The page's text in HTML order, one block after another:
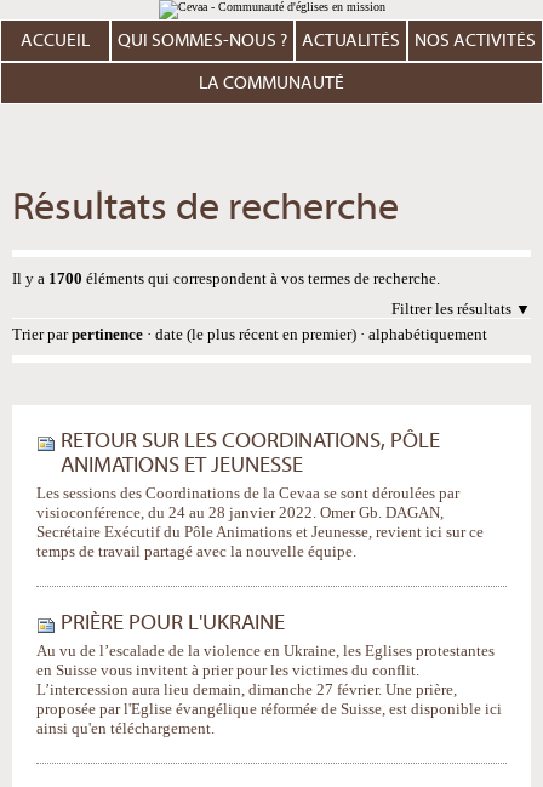
au
contenu.
Aller
personnels
ACCUEIL QUI SOMMES-NOUS ? ACTUALITÉS NOS ACTIVITÉS
LA COMMUNAUTÉ
Résultats de recherche
Il y a 1700 éléments qui correspondent à vos termes de recherche.
Filtrer les résultats
Trier par pertinence · date (le plus récent en premier) · alphabétiquement
RETOUR SUR LES COORDINATIONS, PÔLE
ANIMATIONS ET JEUNESSE
Les sessions des Coordinations de la Cevaa se sont déroulées par
visioconférence, du 24 au 28 janvier 2022. Omer Gb. DAGAN,
Secrétaire Exécutif du Pôle Animations et Jeunesse, revient ici sur ce
temps de travail partagé avec la nouvelle équipe.
PRIÈRE POUR L'UKRAINE
Au vu de l’escalade de la violence en Ukraine, les Eglises protestantes
en Suisse vous invitent à prier pour les victimes du conflit.
L’intercession aura lieu demain, dimanche 27 février. Une prière,
proposée par l'Eglise évangélique réformée de Suisse, est disponible ici
ainsi qu'en téléchargement.